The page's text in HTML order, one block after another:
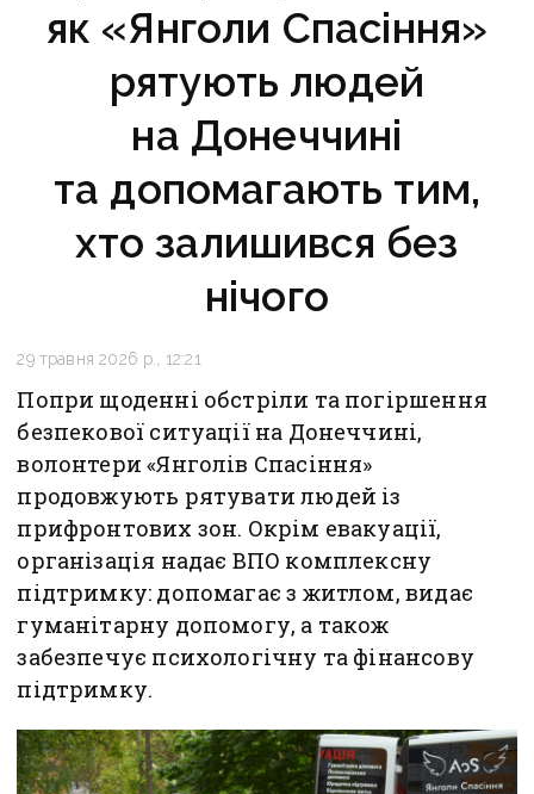
як «Янголи Спасіння»
рятують людей
на Донеччині
та допомагають тим,
хто залишився без
нічого
29 травня 2026 р., 12:21
Попри щоденні обстріли та погіршення
безпекової ситуації на Донеччині,
волонтери «Янголів Спасіння»
продовжують рятувати людей із
прифронтових зон. Окрім евакуації,
організація надає ВПО комплексну
підтримку: допомагає з житлом, видає
гуманітарну допомогу, а також
забезпечує психологічну та фінансову
підтримку.